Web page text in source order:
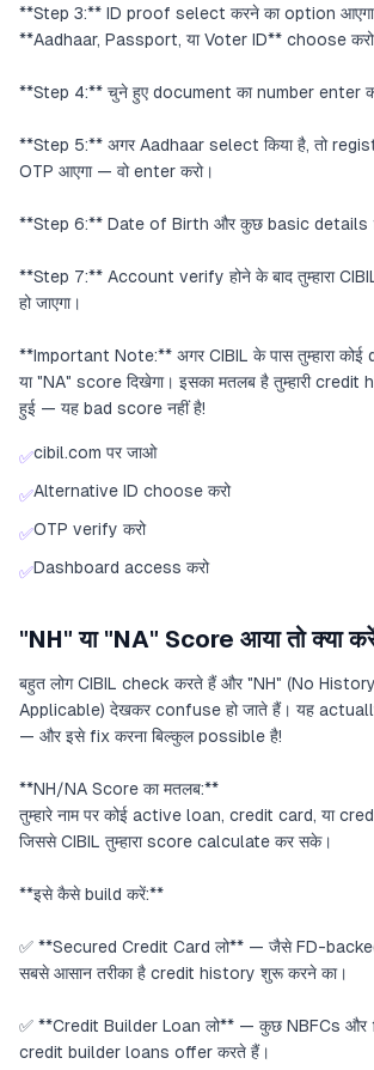
**Step 3:** ID proof select करने का option आएगा
**Aadhaar, Passport, या Voter ID** choose
**Step 4:** चुने हुए document का number enter
**Step 5:** अगर Aadhaar select किया है, तो
OTP आएगा — वो enter करो।
**Step 6:** Date of Birth और कुछ basic details
**Step 7:** Account verify होने के बाद तुम्हारा
हो जाएगा।
**Important Note:** अगर CIBIL के पास तुम्हारा कोई
या "NA" score दिखेगा। इसका मतलब है तुम्हारी
हुई — यह bad score नहीं है!
✅cibil.com पर जाओ
✅Alternative ID choose करो
✅OTP verify करो
✅Dashboard access करो
"NH" या "NA" Score आया तो क्या
बहुत लोग CIBIL check करते हैं और "NH" (No
Applicable) देखकर confuse हो जाते हैं। यह
— और इसे fix करना बिल्कुल possible है!
**NH/NA Score का मतलब:**
तुम्हारे नाम पर कोई active loan, credit card, या
जिससे CIBIL तुम्हारा score calculate कर सके।
**इसे कैसे build करें:**
✅ **Secured Credit Card लो** — जैसे FD-
सबसे आसान तरीका है credit history शुरू करने का।
✅ **Credit Builder Loan लो** — कुछ NBFCs और
credit builder loans offer करते हैं।